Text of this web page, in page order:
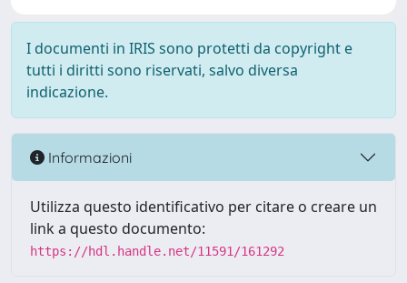
I documenti in IRIS sono protetti da copyright e
tutti i diritti sono riservati, salvo diversa
indicazione.
Informazioni
Utilizza questo identificativo per citare o creare un
link a questo documento:
https://hdl.handle.net/11591/161292